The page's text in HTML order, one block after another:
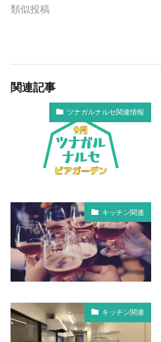
類似投稿
関連記事
ツナガルナルセ関連情報
キッチン関連
キッチン関連